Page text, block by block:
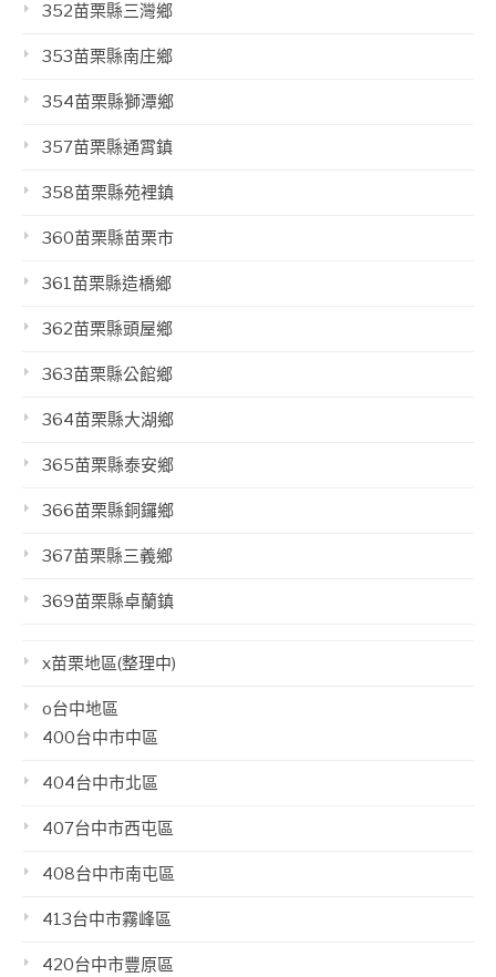
352苗栗縣三灣鄉
353苗栗縣南庄鄉
354苗栗縣獅潭鄉
357苗栗縣通霄鎮
358苗栗縣苑裡鎮
360苗栗縣苗栗市
361苗栗縣造橋鄉
362苗栗縣頭屋鄉
363苗栗縣公館鄉
364苗栗縣大湖鄉
365苗栗縣泰安鄉
366苗栗縣銅鑼鄉
367苗栗縣三義鄉
369苗栗縣卓蘭鎮
x苗栗地區(整理中)
o台中地區
400台中市中區
404台中市北區
407台中市西屯區
408台中市南屯區
413台中市霧峰區
420台中市豐原區